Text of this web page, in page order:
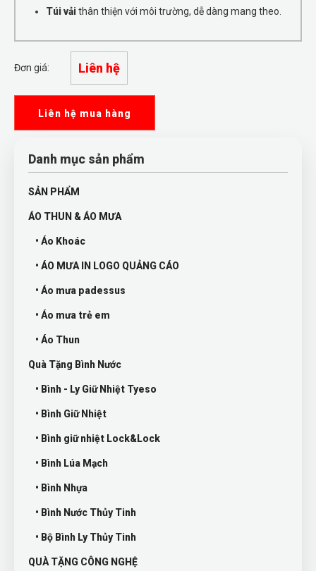
Túi vảithân thiện với môi trường, dễ dàng mang theo.
Đơn giá: Liên hệ
Liên hệ mua hàng
Danh mục sản phẩm
SẢN PHẨM
ÁO THUN & ÁO MƯA
• Áo Khoác
• ÁO MƯA IN LOGO QUẢNG CÁO
• Áo mưa padessus
• Áo mưa trẻ em
• Áo Thun
Quà Tặng Bình Nước
• Bình - Ly Giữ Nhiệt Tyeso
• Bình Giữ Nhiệt
• Bình giữ nhiệt Lock&Lock
• Bình Lúa Mạch
• Bình Nhựa
• Bình Nước Thủy Tinh
• Bộ Bình Ly Thủy Tinh
QUÀ TẶNG CÔNG NGHỆ